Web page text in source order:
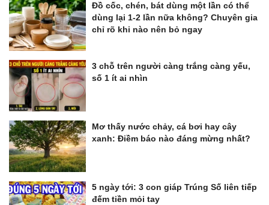
Đồ cốc, chén, bát dùng một lần có thể
dùng lại 1-2 lần nữa không? Chuyên gia
chỉ rõ khi nào nên bỏ ngay
3 chỗ trên người càng trắng càng yếu,
số 1 ít ai nhìn
Mơ thấy nước chảy, cá bơi hay cây
xanh: Điềm báo nào đáng mừng nhất?
5 ngày tới: 3 con giáp Trúng Số liên tiếp
đếm tiền mỏi tay